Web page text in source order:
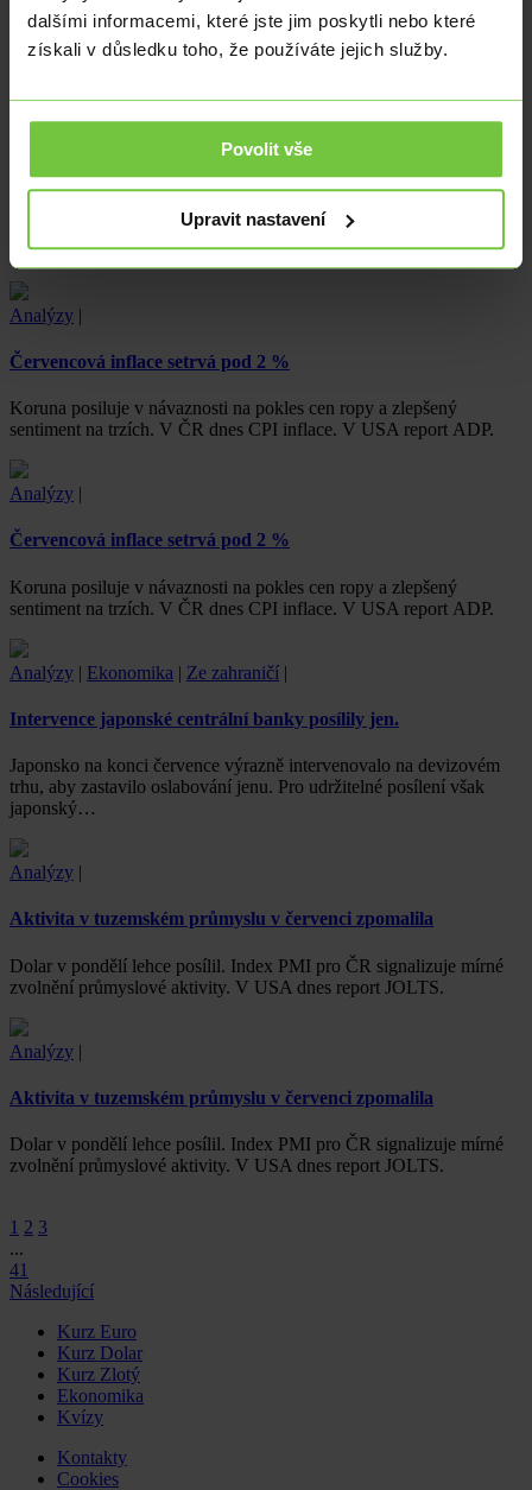
dalšími informacemi, které jste jim poskytli nebo které
získali v důsledku toho, že používáte jejich služby.
Povolit vše
Upravit nastavení
Červencová inflace zůstala pod dvouprocentním cílem České
národní banky, přesto se ve druhé polovině roku očekává její
postupné…
Mírný pokles červnového maloobchodu
Červnové maloobchodní tržby po silném květnu mírně klesly,
meziročně však nadále vykazují solidní růst. Spotřebu domácností
dál podporují…
Analýzy |
Červencová inflace setrvá pod 2 %
Koruna posiluje v návaznosti na pokles cen ropy a zlepšený
sentiment na trzích. V ČR dnes CPI inflace. V USA report ADP.
Analýzy |
Červencová inflace setrvá pod 2 %
Koruna posiluje v návaznosti na pokles cen ropy a zlepšený
sentiment na trzích. V ČR dnes CPI inflace. V USA report ADP.
Analýzy | Ekonomika | Ze zahraničí |
Intervence japonské centrální banky posílily jen.
Japonsko na konci července výrazně intervenovalo na devizovém
trhu, aby zastavilo oslabování jenu. Pro udržitelné posílení však
japonský…
Analýzy |
Aktivita v tuzemském průmyslu v červenci zpomalila
Dolar v pondělí lehce posílil. Index PMI pro ČR signalizuje mírné
zvolnění průmyslové aktivity. V USA dnes report JOLTS.
Analýzy |
Aktivita v tuzemském průmyslu v červenci zpomalila
Dolar v pondělí lehce posílil. Index PMI pro ČR signalizuje mírné
zvolnění průmyslové aktivity. V USA dnes report JOLTS.
1 2 3
...
41
Následující
Kurz Euro
Kurz Dolar
Kurz Zlotý
Ekonomika
Kvízy
Kontakty
Cookies